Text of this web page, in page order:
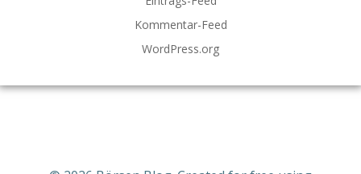
Kommentar-Feed
WordPress.org